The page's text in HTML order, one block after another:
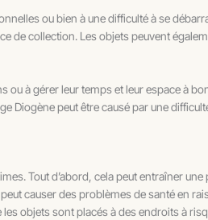
ou bien à une difficulté à se
de collection. Les objets peuvent
à gérer leur temps et leur espace à
Diogène peut être causé par une
Tout d’abord, cela peut entraîner
causer des problèmes de santé en
objets sont placés à des endroits à